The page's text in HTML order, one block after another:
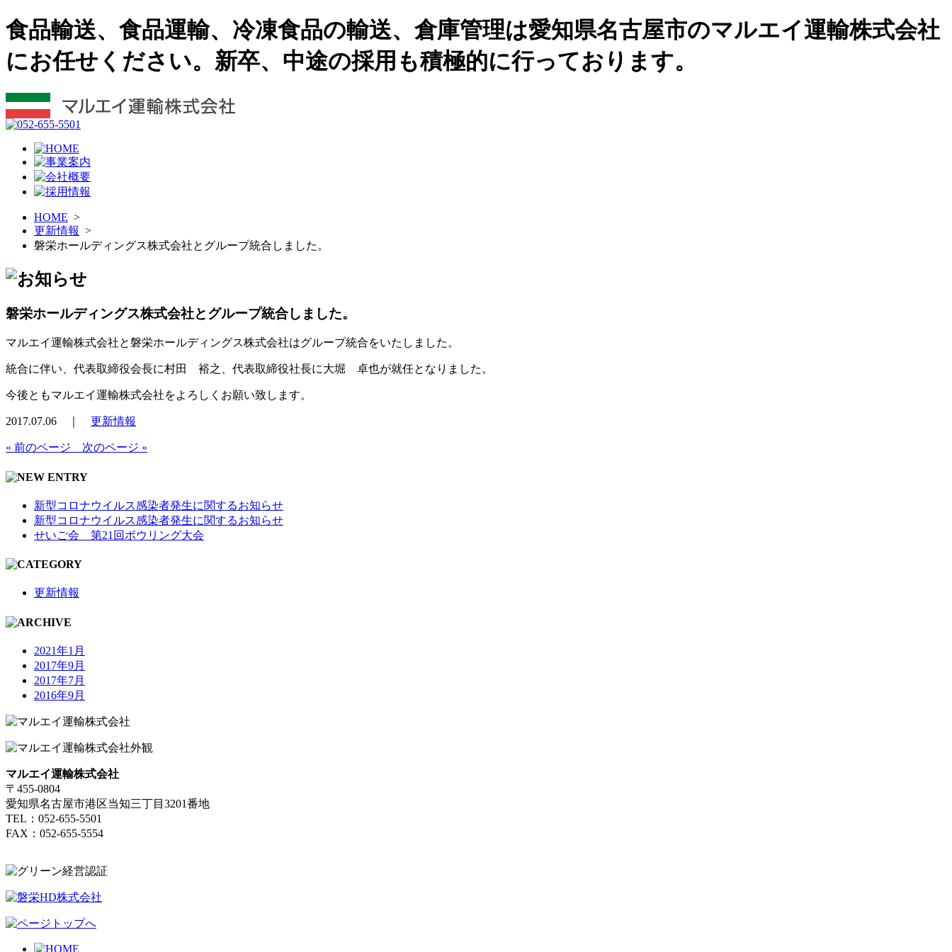
食品輸送、食品運輸、冷凍食品の輸送、倉庫管理は愛知県名古屋市のマルエイ運輸株式会社
にお任せください。新卒、中途の採用も積極的に行っております。
HOME >
更新情報 >
磐栄ホールディングス株式会社とグループ統合しました。
磐栄ホールディングス株式会社とグループ統合しました。
マルエイ運輸株式会社と磐栄ホールディングス株式会社はグループ統合をいたしました。
統合に伴い、代表取締役会長に村田 裕之、代表取締役社長に大堀 卓也が就任となりました。
今後ともマルエイ運輸株式会社をよろしくお願い致します。
2017.07.06 ｜ 更新情報
« 前のページ 次のページ »
新型コロナウイルス感染者発生に関するお知らせ
新型コロナウイルス感染者発生に関するお知らせ
せいご会 第21回ボウリング大会
更新情報
2021年1月
2017年9月
2017年7月
2016年9月
マルエイ運輸株式会社
〒455-0804
愛知県名古屋市港区当知三丁目3201番地
TEL：052-655-5501
FAX：052-655-5554